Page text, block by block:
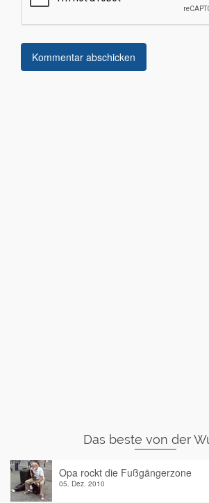
Das beste von der
Opa rockt die Fußgängerzone
05. Dez. 2010